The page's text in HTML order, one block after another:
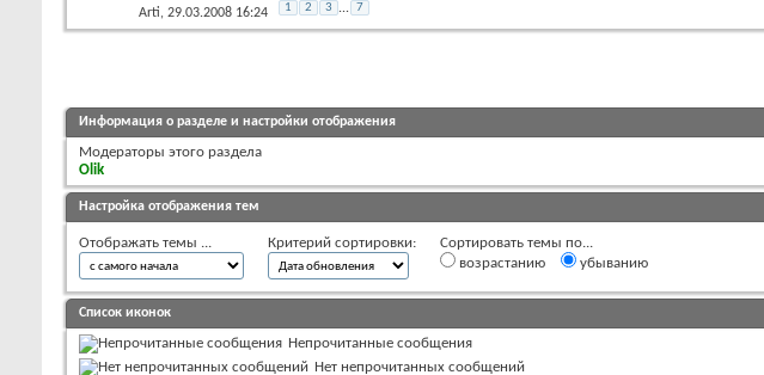
Arti, 29.03.2008 16:24 1 2 3 ... 7
Информация о разделе и настройки отображения
Модераторы этого раздела
Olik
Настройка отображения тем
Отображать темы ... Критерий сортировки:
Сортировать темы по...
возрастанию
убыванию
Список иконок
Непрочитанные сообщения
Нет непрочитанных сообщений